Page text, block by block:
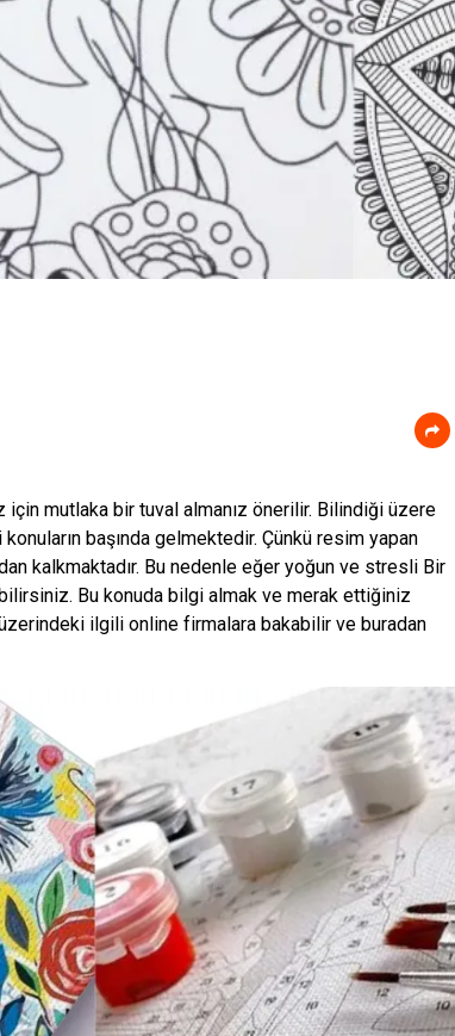
mutlaka bir tuval almanız önerilir. Bilindiği üzere
başında gelmektedir. Çünkü resim yapan
kalkmaktadır. Bu nedenle eğer yoğun ve stresli Bir
Bu konuda bilgi almak ve merak ettiğiniz
ilgili online firmalara bakabilir ve buradan